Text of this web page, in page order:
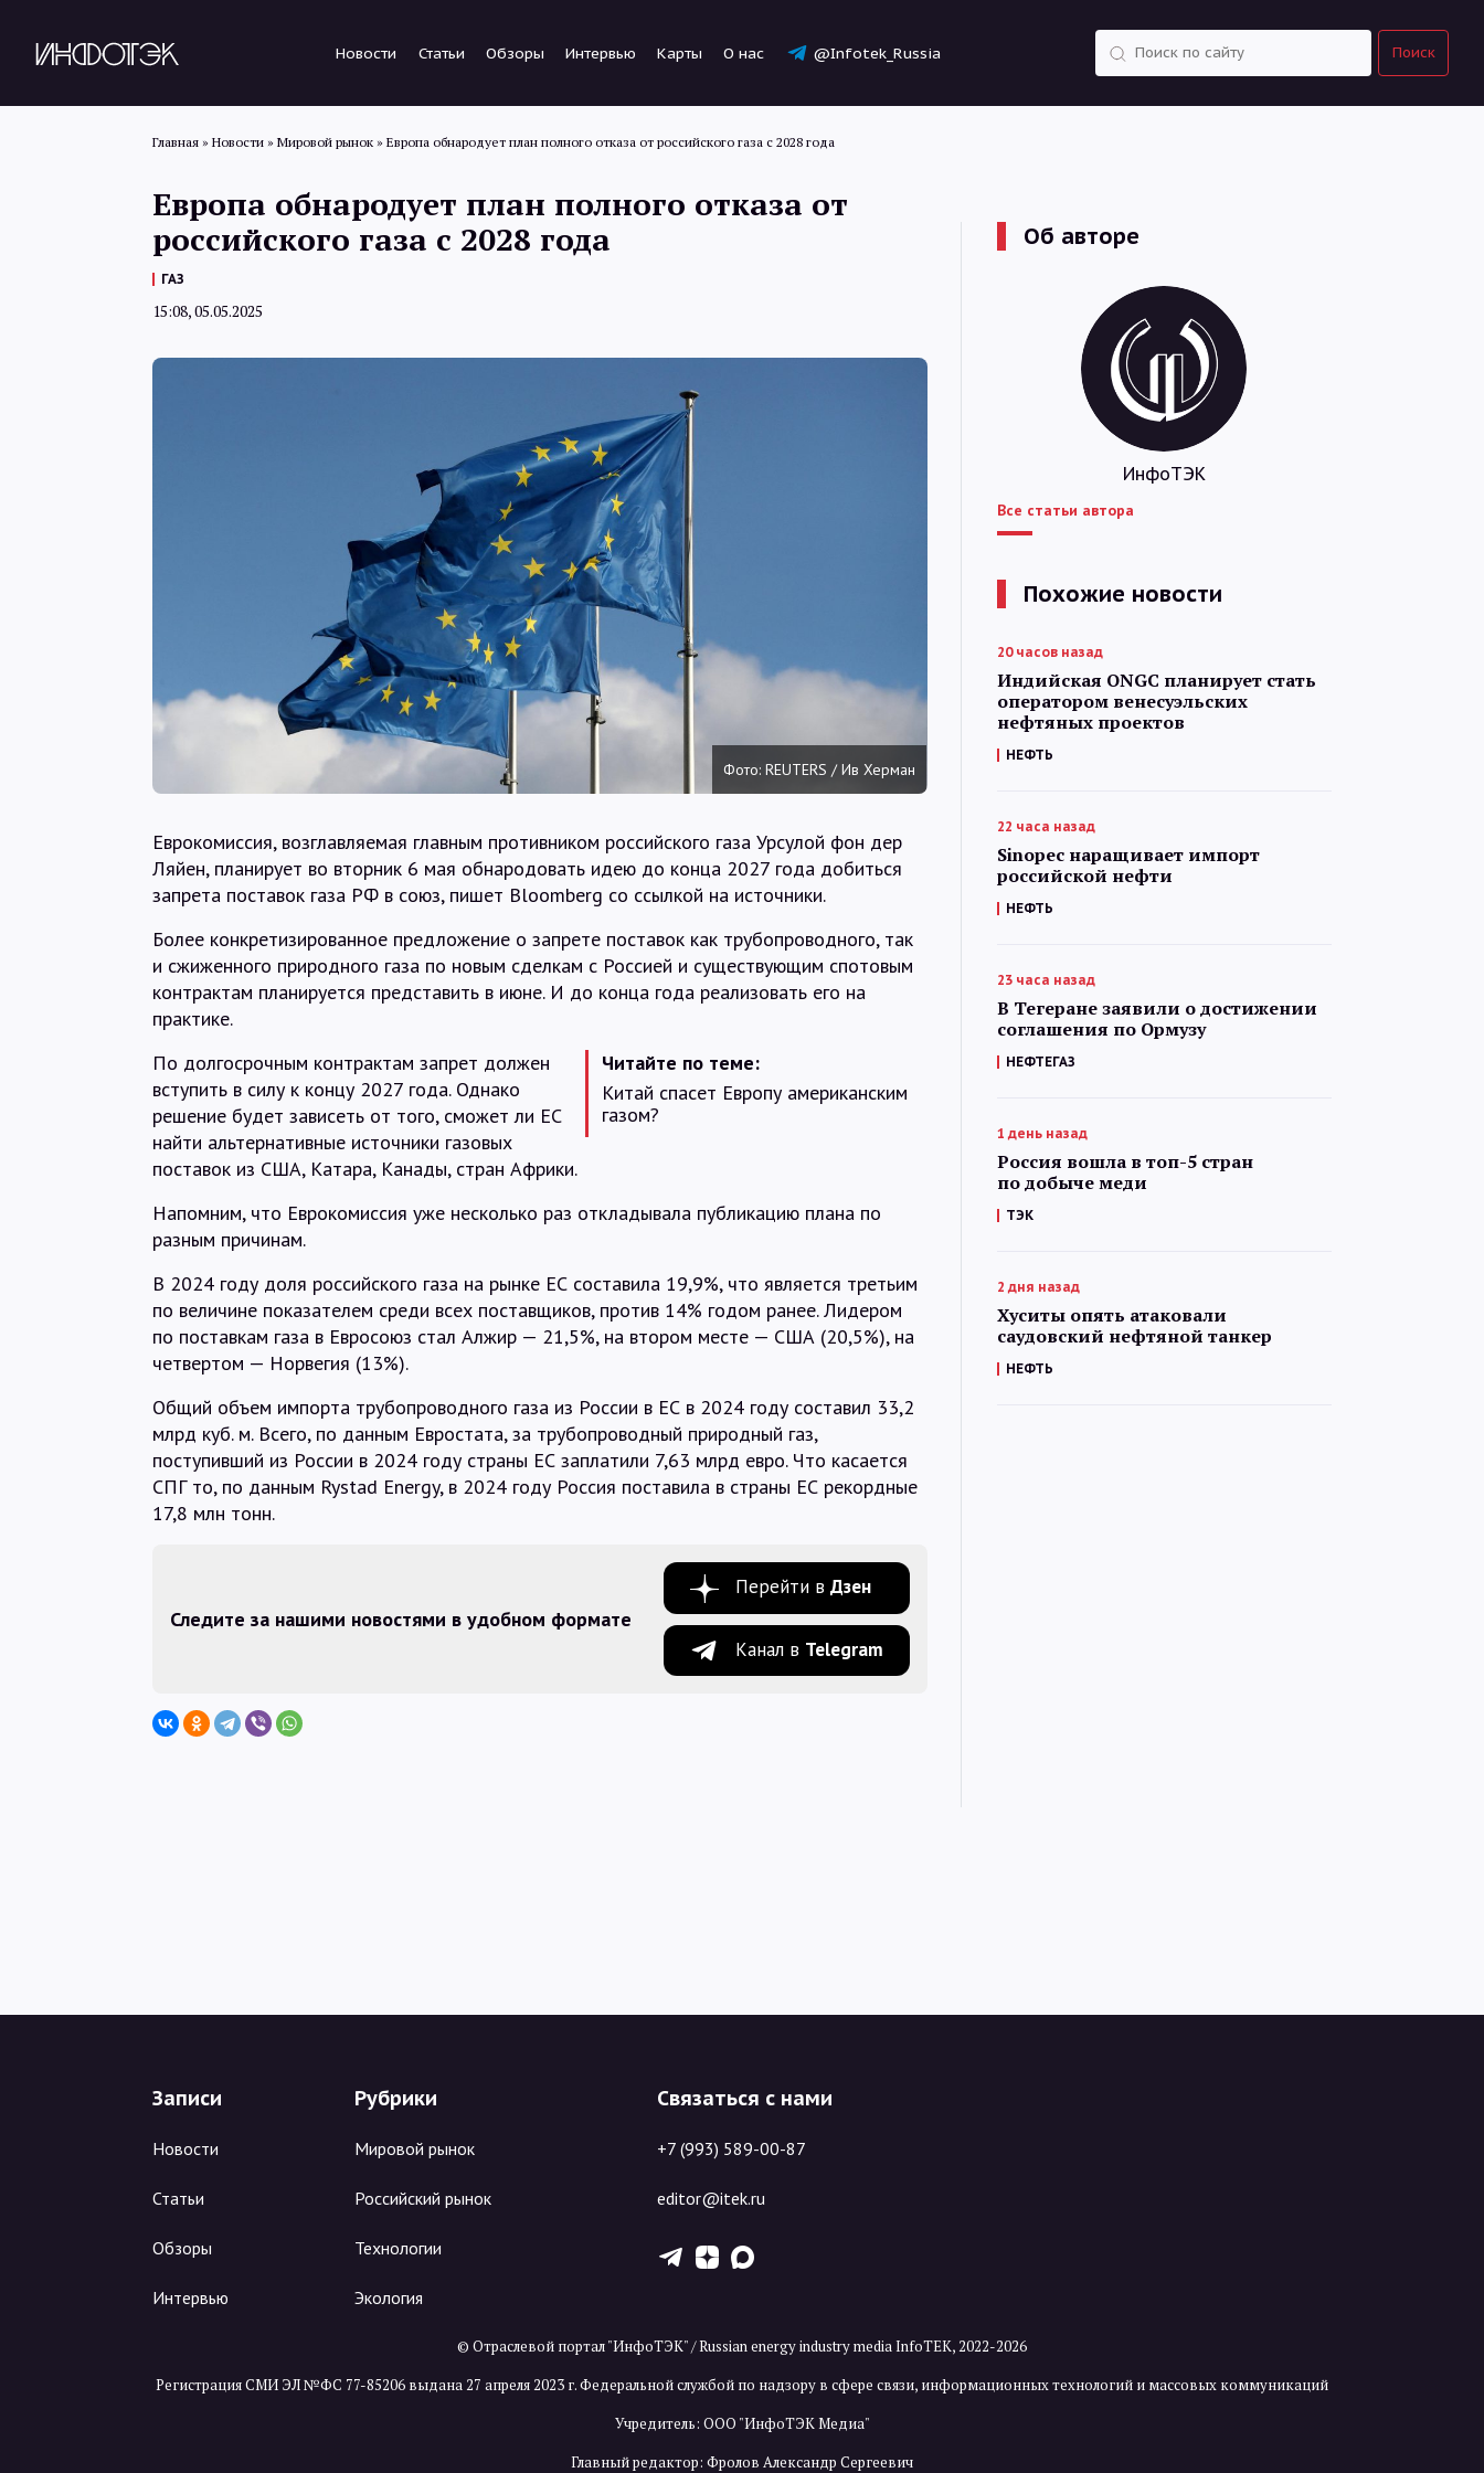
Новости Статьи Обзоры Интервью Карты О нас @Infotek_Russia Поиск
Статьи
О нас
Главная » Новости » Мировой рынок » Европа обнародует план полного отказа от российского газа с 2028 года
Европа обнародует план полного отказа от
российского газа с 2028 года
ГАЗ
15:08, 05.05.2025
Фото: REUTERS / Ив Херман
Еврокомиссия, возглавляемая главным противником российского газа Урсулой фон дер
Ляйен, планирует во вторник 6 мая обнародовать идею до конца 2027 года добиться
запрета поставок газа РФ в союз, пишет Bloomberg со ссылкой на источники.
Более конкретизированное предложение о запрете поставок как трубопроводного, так
и сжиженного природного газа по новым сделкам с Россией и существующим спотовым
контрактам планируется представить в июне. И до конца года реализовать его на
практике.
Читайте по теме:
Китай спасет Европу американским
газом?
По долгосрочным контрактам запрет должен
вступить в силу к концу 2027 года. Однако
решение будет зависеть от того, сможет ли ЕС
найти альтернативные источники газовых
поставок из США, Катара, Канады, стран Африки.
Напомним, что Еврокомиссия уже несколько раз откладывала публикацию плана по
разным причинам.
В 2024 году доля российского газа на рынке ЕС составила 19,9%, что является третьим
по величине показателем среди всех поставщиков, против 14% годом ранее. Лидером
по поставкам газа в Евросоюз стал Алжир — 21,5%, на втором месте — США (20,5%), на
четвертом — Норвегия (13%).
Общий объем импорта трубопроводного газа из России в ЕС в 2024 году составил 33,2
млрд куб. м. Всего, по данным Евростата, за трубопроводный природный газ,
поступивший из России в 2024 году страны ЕС заплатили 7,63 млрд евро. Что касается
СПГ то, по данным Rystad Energy, в 2024 году Россия поставила в страны ЕС рекордные
17,8 млн тонн.
Следите за нашими новостями в удобном формате
Перейти в Дзен
Канал в Telegram
Об авторе
ИнфоТЭК
Все статьи автора
Похожие новости
20 часов назад
Индийская ONGC планирует стать
оператором венесуэльских
нефтяных проектов
НЕФТЬ
22 часа назад
Sinopec наращивает импорт
российской нефти
НЕФТЬ
23 часа назад
В Тегеране заявили о достижении
соглашения по Ормузу
НЕФТЕГАЗ
1 день назад
Россия вошла в топ-5 стран
по добыче меди
ТЭК
2 дня назад
Хуситы опять атаковали
саудовский нефтяной танкер
НЕФТЬ
Записи
Новости
Статьи
Обзоры
Интервью
Рубрики
Мировой рынок
Российский рынок
Технологии
Экология
Связаться с нами
+7 (993) 589-00-87
editor@itek.ru
T Z X
© Отраслевой портал "ИнфоТЭК" / Russian energy industry media InfoTEK, 2022-2026
Регистрация СМИ ЭЛ №ФС 77-85206 выдана 27 апреля 2023 г. Федеральной службой по надзору в сфере связи, информационных технологий и массовых коммуникаций
Учредитель: ООО "ИнфоТЭК Медиа"
Главный редактор: Фролов Александр Сергеевич